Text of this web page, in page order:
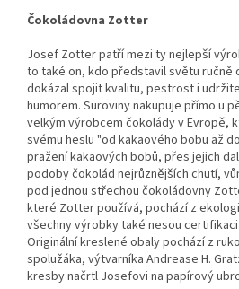
Čokoládovna Zotter
Josef Zotter patří mezi ty nejlepší
to také on, kdo představil světu ručně
dokázal spojit kvalitu, pestrost i
humorem. Suroviny nakupuje přímo u
velkým výrobcem čokolády v Evropě,
svému heslu "od kakaového bobu až
pražení kakaových bobů, přes jejich
podoby čokolád nejrůznějších chutí,
pod jednou střechou čokoládovny
které Zotter používá, pochází z
všechny výrobky také nesou
Originální kreslené obaly pochází z
spolužáka, výtvarníka Andrease H.
kresby načrtl Josefovi na papírový